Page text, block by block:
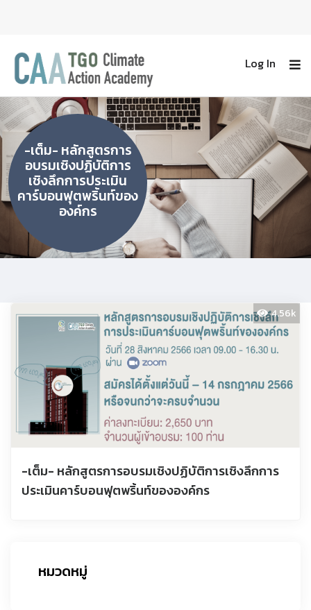
Log In
-เต็ม- หลักสูตรการ
อบรมเชิงปฏิบัติการ
เชิงลึกการประเมิน
คาร์บอนฟุตพริ้นท์ของ
องค์กร
4.56k
-เต็ม- หลักสูตรการอบรมเชิงปฏิบัติการเชิงลึกการ
ประเมินคาร์บอนฟุตพริ้นท์ขององค์กร
หมวดหมู่